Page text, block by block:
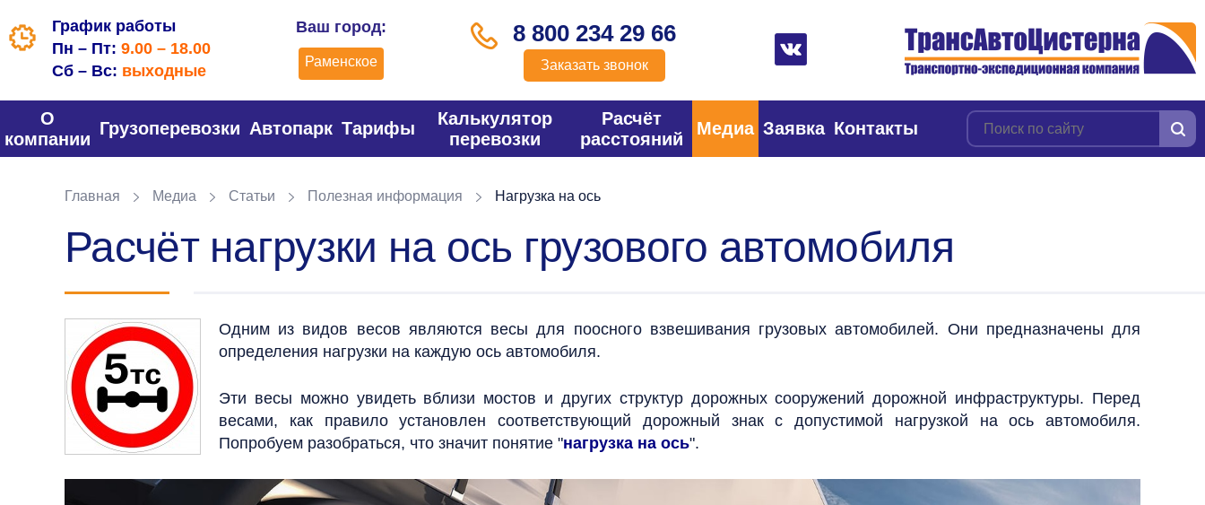
График работы
Пн – Пт: 9.00 – 18.00
Сб – Вс: выходные
Ваш город:
Раменское
8 800 234 29 66
Заказать звонок
О
компании
Грузоперевозки Автопарк Тарифы
Калькулятор
перевозки
Расчёт
расстояний
Медиа Заявка Контакты
Главная Медиа Статьи Полезная информация Нагрузка на ось
Расчёт нагрузки на ось грузового автомобиля
Одним из видов весов являются весы для поосного взвешивания грузовых автомобилей. Они предназначены для
определения нагрузки на каждую ось автомобиля.
Эти весы можно увидеть вблизи мостов и других структур дорожных сооружений дорожной инфраструктуры. Перед
весами, как правило установлен соответствующий дорожный знак с допустимой нагрузкой на ось автомобиля.
Попробуем разобраться, что значит понятие "нагрузка на ось".